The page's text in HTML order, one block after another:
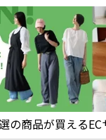
の商品が買えるEC